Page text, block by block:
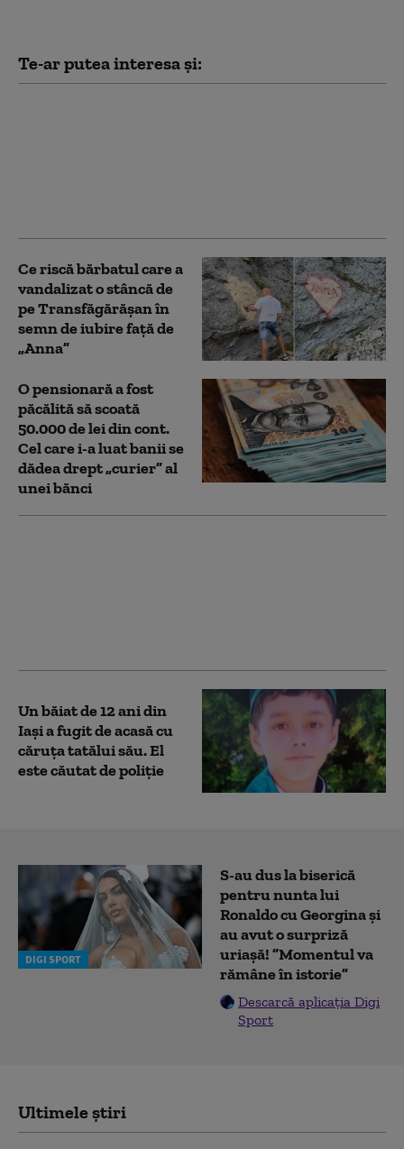
Te-ar putea interesa și:
Ce riscă bărbatul care a
vandalizat o stâncă de
pe Transfăgărășan în
semn de iubire față de
„Anna”
O pensionară a fost
păcălită să scoată
50.000 de lei din cont.
Cel care i-a luat banii se
dădea drept „curier” al
unei bănci
Un băiat de 12 ani din
Iași a fugit de acasă cu
căruţa tatălui său. El
este căutat de poliție
DIGI SPORT
S-au dus la biserică
pentru nunta lui
Ronaldo cu Georgina și
au avut o surpriză
uriașă! ”Momentul va
rămâne în istorie”
Descarcă aplicația Digi
Sport
Ultimele știri